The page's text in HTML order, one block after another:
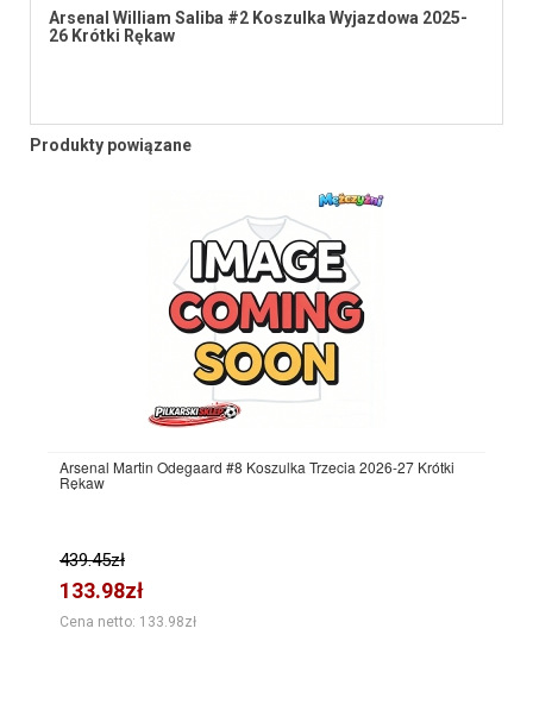
Arsenal William Saliba #2 Koszulka Wyjazdowa 2025-
26 Krótki Rękaw
Produkty powiązane
Arsenal Martin Odegaard #8 Koszulka Trzecia 2026-27 Krótki
Rękaw
439.45zł
133.98zł
Cena netto: 133.98zł